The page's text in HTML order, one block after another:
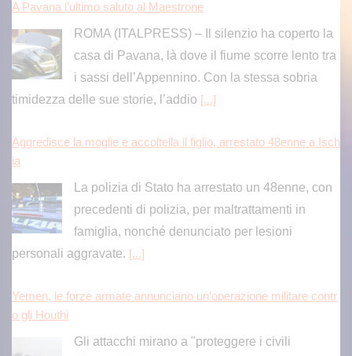
A Pavana l’ultimo saluto al Maestrone
ROMA (ITALPRESS) – Il silenzio ha coperto la
casa di Pavana, là dove il fiume scorre lento tra
i sassi dell’Appennino. Con la stessa sobria
timidezza delle sue storie, l’addio [...]
Aggredisce la moglie e accoltella il figlio, arrestato 48enne a Isch
ia
La polizia di Stato ha arrestato un 48enne, con
precedenti di polizia, per maltrattamenti in
famiglia, nonché denunciato per lesioni
personali aggravate. [...]
Yemen, le forze armate annunciano un’operazione militare contr
o gli Houthi
Gli attacchi mirano a "proteggere i civili